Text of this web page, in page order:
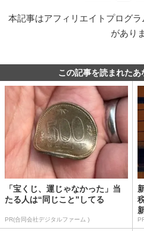
本記事はアフィリエイトプログ
があり
この記事を読まれたあ
「宝くじ、運じゃなかった」当
たる人は“同じこと”してる
PR(合同会社デジタルファーム )